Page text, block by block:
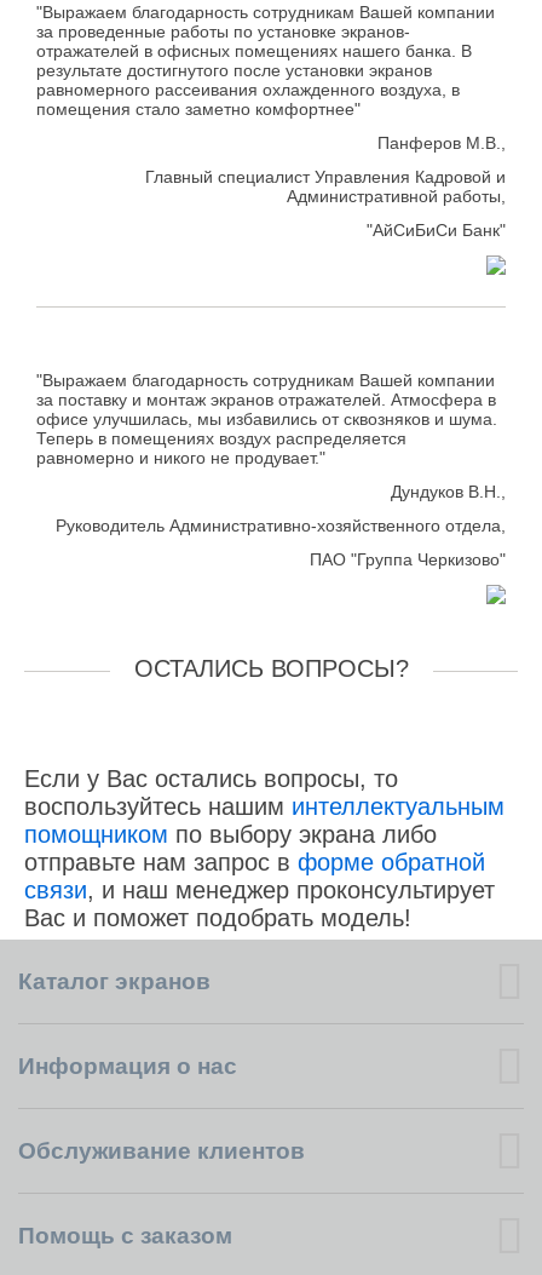
"Выражаем благодарность сотрудникам Вашей компании
за проведенные работы по установке экранов-
отражателей в офисных помещениях нашего банка. В
результате достигнутого после установки экранов
равномерного рассеивания охлажденного воздуха, в
помещения стало заметно комфортнее"
Панферов М.В.,
Главный специалист Управления Кадровой и
Административной работы,
"АйСиБиСи Банк"
"Выражаем благодарность сотрудникам Вашей компании
за поставку и монтаж экранов отражателей. Атмосфера в
офисе улучшилась, мы избавились от сквозняков и шума.
Теперь в помещениях воздух распределяется
равномерно и никого не продувает."
Дундуков В.Н.,
Руководитель Административно-хозяйственного отдела,
ПАО "Группа Черкизово"
ОСТАЛИСЬ ВОПРОСЫ?
Если у Вас остались вопросы, то
воспользуйтесь нашим интеллектуальным
помощником по выбору экрана либо
отправьте нам запрос в форме обратной
связи, и наш менеджер проконсультирует
Вас и поможет подобрать модель!
Каталог экранов
Информация о нас
Обслуживание клиентов
Помощь с заказом